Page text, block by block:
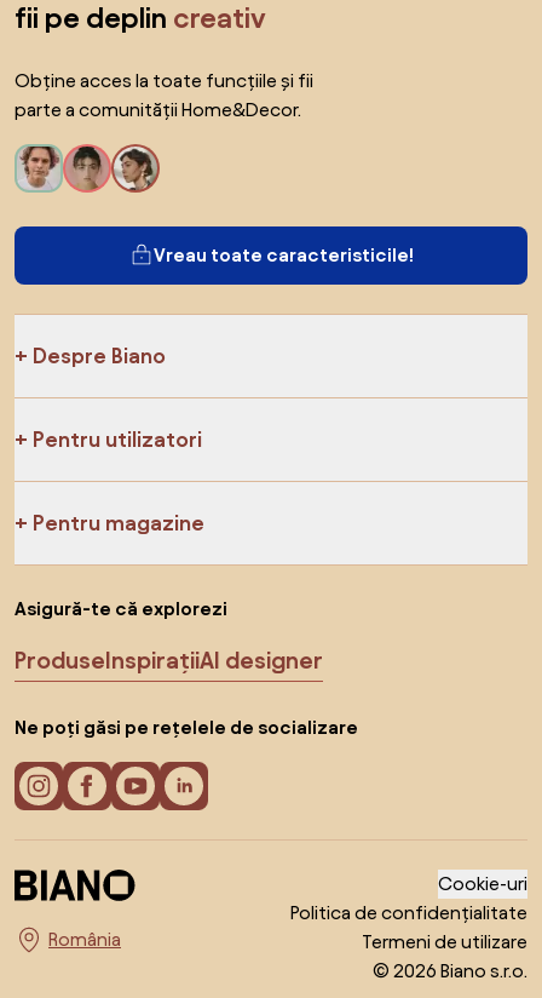
fii pe deplin creativ
Obține acces la toate funcțiile și fii
parte a comunității Home&Decor.
Vreau toate caracteristicile!
Despre Biano
Pentru utilizatori
Pentru magazine
Asigură-te că explorezi
ProduseInspirațiiAI designer
Ne poți găsi pe rețelele de socializare
Alege țara
Cookie-uri
Politica de confidențialitate
Termeni de utilizare
© 2026 Biano s.r.o.